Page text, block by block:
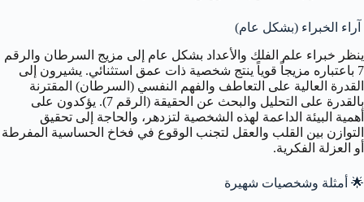
آراء الخبراء (بشكل عام)
ينظر خبراء علم الفلك والأعداد بشكل عام إلى مزيج السرطان والرقم
7 باعتباره مزيجاً قوياً ينتج شخصية ذات عمق استثنائي. يشيرون إلى
القدرة العالية على التعاطف والفهم النفسي (السرطان) المقترنة
بالقدرة على التحليل والبحث عن الحقيقة (الرقم 7). يؤكدون على
أهمية البيئة الداعمة لهذه الشخصية لتزدهر، والحاجة إلى تحقيق
التوازن بين القلب والعقل لتجنب الوقوع في فخاخ الحساسية المفرطة
أو العزلة الفكرية.
🌟 أمثلة وشخصيات شهيرة